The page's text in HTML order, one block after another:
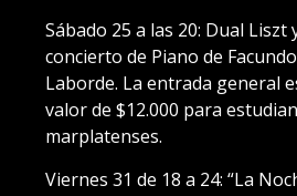
Sábado 25 a las 20: Dual Liszt
concierto de Piano de
Laborde. La entrada general
valor de $12.000 para
marplatenses.
Viernes 31 de 18 a 24: “La